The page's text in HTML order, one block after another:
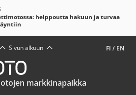
helppoutta hakuun ja turvaa
FI / EN
Sivun alkuun
markkinapaikka